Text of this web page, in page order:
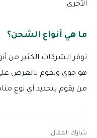
الأخرى.
ما هي أنواع الشحن؟
توفر الشركات الكثير من
هو جوي وتقوم بالعرض
من يقوم بتحديد أي نوع
شارك المقال: